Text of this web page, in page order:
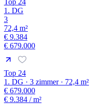
Top 24
1. DG
3
72,4 m²
€ 9.384
€ 679.000
Top 24
1. DG · 3 zimmer · 72,4 m²
€ 679.000
€ 9.384 / m²